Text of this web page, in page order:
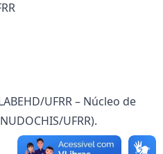
UFRR – Núcleo de
UFRR).